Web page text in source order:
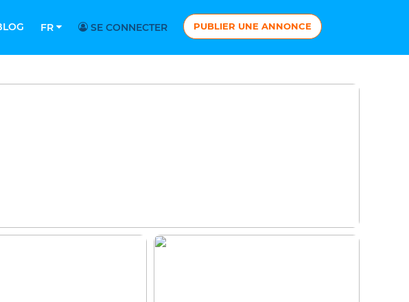
FR SE CONNECTER PUBLIER UNE ANNONCE